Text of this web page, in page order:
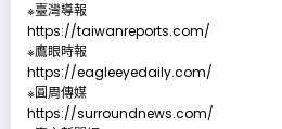
※臺灣導報
https://taiwanreports.com/
※鷹眼時報
https://eagleeyedaily.com/
※圓周傳媒
https://surroundnews.com/